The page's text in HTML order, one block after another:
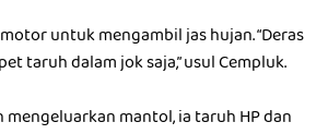
untuk mengambil jas hujan. “Deras
taruh dalam jok saja,” usul Cempluk.
mengeluarkan mantol, ia taruh HP dan